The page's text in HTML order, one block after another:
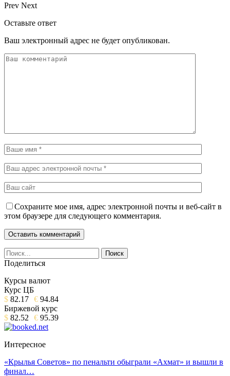
Prev Next
Оставьте ответ
Ваш электронный адрес не будет опубликован.
Сохраните мое имя, адрес электронной почты и веб-сайт в
этом браузере для следующего комментария.
Поделиться
Курсы валют
Курс ЦБ
$ 82.17 € 94.84
Биржевой курс
$ 82.52 € 95.39
Интересное
«Крылья Советов» по пенальти обыграли «Ахмат» и вышли в
финал…